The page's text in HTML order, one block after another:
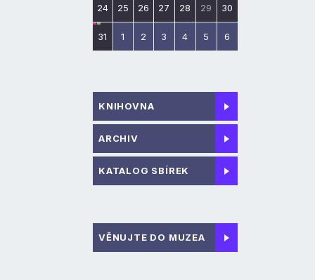
24 25 26 27 28 29 30
31 1 2 3 4 5 6
KNIHOVNA
ARCHIV
KATALOG SBÍREK
VĚNUJTE DO MUZEA